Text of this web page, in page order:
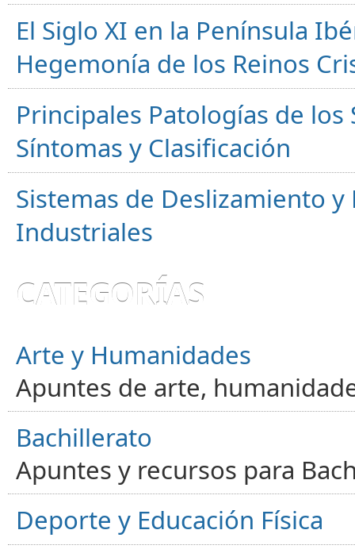
El Siglo XI en la Península
Hegemonía de los Reinos
Principales Patologías de
Síntomas y Clasificación
Sistemas de Deslizamiento
Industriales
CATEGORÍAS
Arte y Humanidades
Apuntes de arte,
Bachillerato
Apuntes y recursos para
Deporte y Educación Física